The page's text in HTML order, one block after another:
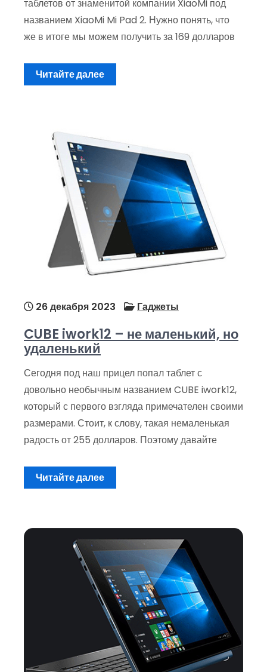
таблетов от знаменитой компании XiaoMi под
названием XiaoMi Mi Pad 2. Нужно понять, что
же в итоге мы можем получить за 169 долларов
Читайте далее
26 декабря 2023 Гаджеты
CUBE iwork12 – не маленький, но
удаленький
Сегодня под наш прицел попал таблет с
довольно необычным названием CUBE iwork12,
который с первого взгляда примечателен своими
размерами. Стоит, к слову, такая немаленькая
радость от 255 долларов. Поэтому давайте
Читайте далее